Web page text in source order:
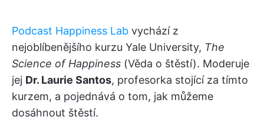
Podcast Happiness Lab vychází z
nejoblíbenějšího kurzu Yale University, The
Science of Happiness (Věda o štěstí). Moderuje
jej Dr. Laurie Santos, profesorka stojící za tímto
kurzem, a pojednává o tom, jak můžeme
dosáhnout štěstí.